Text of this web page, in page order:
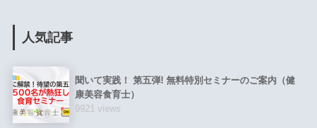
人気記事
聞いて実践！ 第五弾! 無料特別セミナーのご案内（健
康美容食育士）
9921 views